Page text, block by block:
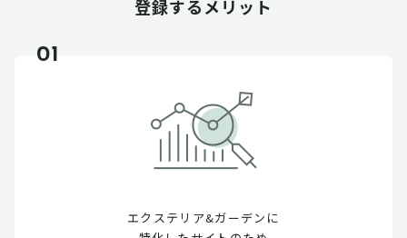
登録するメリット
01
エクステリア&ガーデンに